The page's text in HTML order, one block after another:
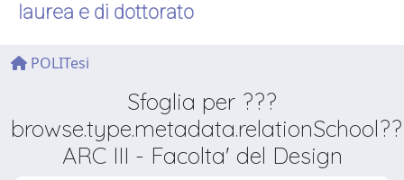
laurea e di dottorato
POLITesi
Sfoglia per ???
ARC III - Facolta' del Design